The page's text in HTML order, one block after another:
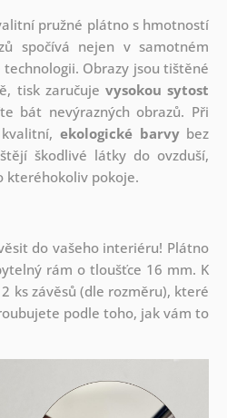
pružné plátno s hmotností
spočívá nejen v samotném
Obrazy jsou tištěné
tisk zaručuje vysokou sytost
bát nevýrazných obrazů. Při
kvalitní,ekologické barvybez
škodlivé látky do ovzduší,
kteréhokoliv pokoje.
do vašeho interiéru! Plátno
rám o tloušťce 16 mm. K
ks závěsů (dle rozměru), které
podle toho, jak vám to